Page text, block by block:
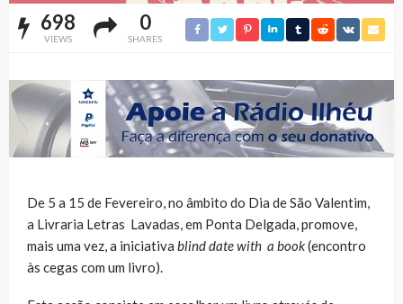
698
VIEWS
0
SHARES
De 5 a 15 de Fevereiro, no âmbito do Dia de São Valentim,
a Livraria Letras Lavadas, em Ponta Delgada, promove,
mais uma vez, a iniciativa blind date with a book(encontro
às cegas com um livro).